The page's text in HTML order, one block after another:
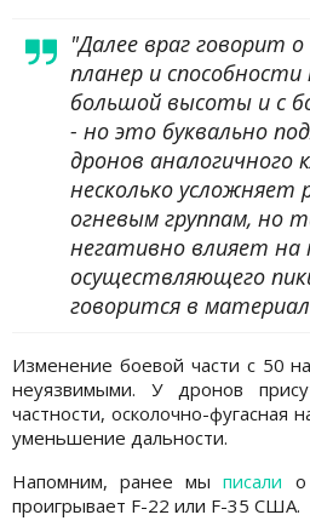
"Далее враг говорит
планер и способности
большой высоты и с
- но это буквально
дронов аналогичного
несколько
огневым группам, но
негативно влияет
осуществляющего
говорится в
Изменение боевой части с 50
неуязвимыми. У дронов
частности, осколочно-фугасная
уменьшение дальности.
Напомним, ранее мыписали
проигрывает F-22 или F-35 США.